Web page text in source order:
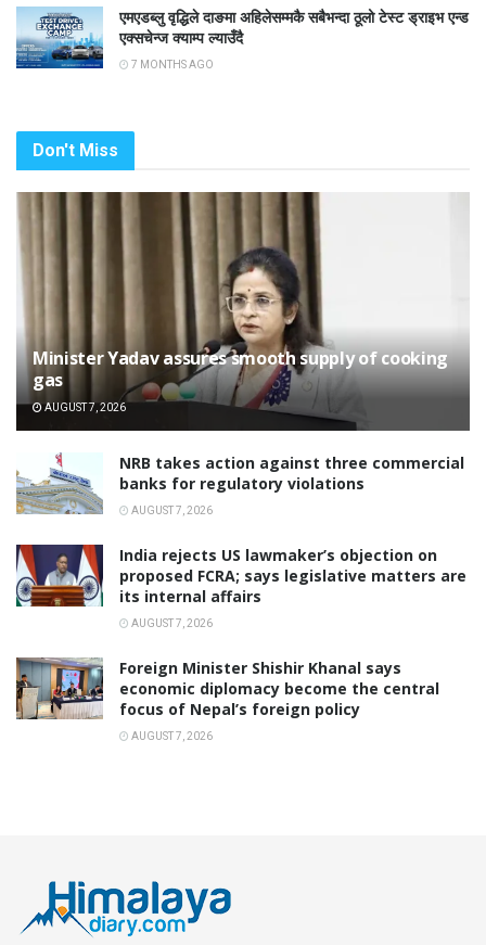
एमएडब्लु वृद्धिले दाङमा अहिलेसम्मकै सबैभन्दा ठूलो टेस्ट ड्राइभ एन्ड
एक्सचेन्ज क्याम्प ल्याउँदै
7 MONTHS AGO
Don't Miss
Minister Yadav assures smooth supply of cooking
gas
AUGUST 7, 2026
NRB takes action against three commercial
banks for regulatory violations
AUGUST 7, 2026
India rejects US lawmaker’s objection on
proposed FCRA; says legislative matters are
its internal affairs
AUGUST 7, 2026
Foreign Minister Shishir Khanal says
economic diplomacy become the central
focus of Nepal’s foreign policy
AUGUST 7, 2026